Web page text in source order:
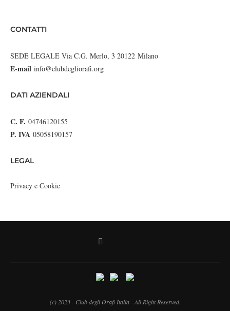
CONTATTI
SEDE LEGALE Via C.G. Merlo, 3 20122 Milano
E-mail info@clubdegliorafi.org
DATI AZIENDALI
C. F. 04746120155
P. IVA 05058190157
LEGAL
Privacy e Cookie
(c) 2023 - Club degli Orafi Italia - All Right Reserved.